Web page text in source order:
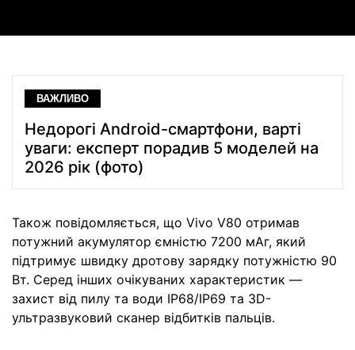
ВАЖЛИВО
Недорогі Android-смартфони, варті
уваги: експерт порадив 5 моделей на
2026 рік (фото)
Також повідомляється, що Vivo V80 отримав
потужний акумулятор ємністю 7200 мАг, який
підтримує швидку дротову зарядку потужністю 90
Вт. Серед інших очікуваних характеристик —
захист від пилу та води IP68/IP69 та 3D-
ультразвуковий сканер відбитків пальців.